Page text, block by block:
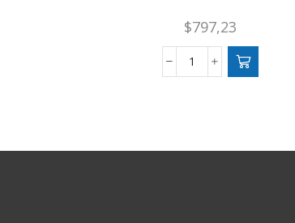
$797,23
GOMA